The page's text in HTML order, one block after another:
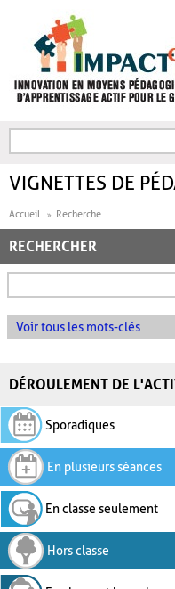
FORMULAIRE DE
VIGNETTES DE
Accueil Recherche
RECHERCHER
Voir tous les mots-clés
DÉROULEMENT DE
Sporadiques
En plusieurs séances
En classe seulement
Hors classe